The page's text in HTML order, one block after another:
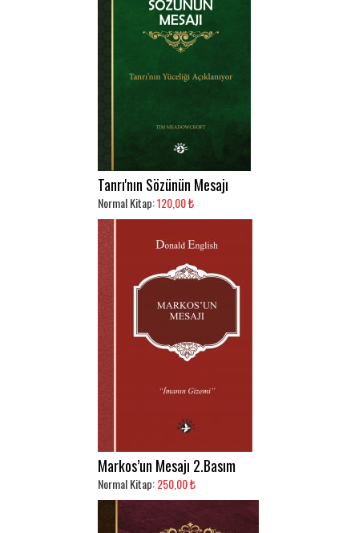
Tanrı'nın Sözünün Mesajı
Normal Kitap:120,00 ₺
Markos’un Mesajı 2.Basım
Normal Kitap:250,00 ₺